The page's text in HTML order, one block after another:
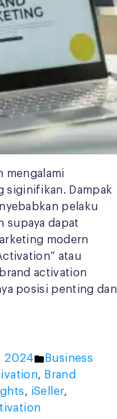
mengalami
siginifikan. Dampak
pelaku
supaya dapat
modern
atau
activation
posisi penting dan
2024
Posted
in
Business
, Brand
, iSeller,